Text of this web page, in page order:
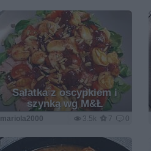
Sałatka z oscypkiem i
szynką wg M&Ł
3.5k 7 0
mariola2000